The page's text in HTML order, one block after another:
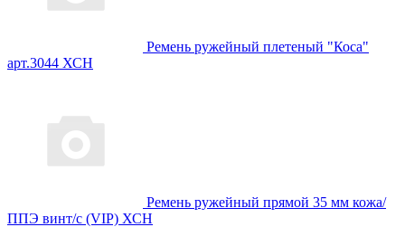
Ремень ружейный плетеный "Коса"
арт.3044 ХСН
Ремень ружейный прямой 35 мм кожа/
ППЭ винт/с (VIP) ХСН